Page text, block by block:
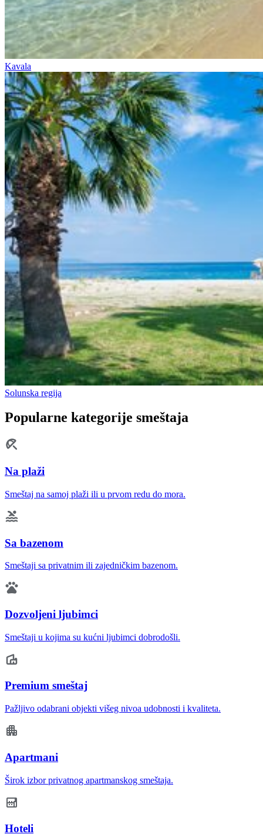
Kavala
Solunska regija
Popularne kategorije smeštaja
Na plaži
Smeštaj na samoj plaži ili u prvom redu do mora.
Sa bazenom
Smeštaji sa privatnim ili zajedničkim bazenom.
Dozvoljeni ljubimci
Smeštaji u kojima su kućni ljubimci dobrodošli.
Premium smeštaj
Pažljivo odabrani objekti višeg nivoa udobnosti i kvaliteta.
Apartmani
Širok izbor privatnog apartmanskog smeštaja.
Hoteli